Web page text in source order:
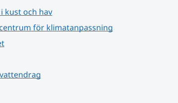
kust och hav
för klimatanpassning